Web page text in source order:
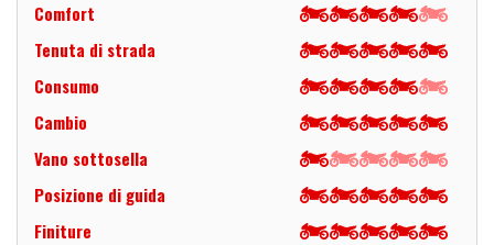
Comfort
Tenuta di strada
Consumo
Cambio
Vano sottosella
Posizione di guida
Finiture